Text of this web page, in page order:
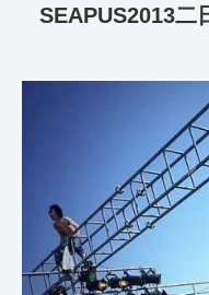
SEAPUS2013二